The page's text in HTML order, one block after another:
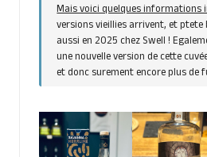
Mais voici quelques informations
versions vieillies arrivent, et ptete
aussi en 2025 chez Swell !
une nouvelle version de cette
et donc surement encore plus de